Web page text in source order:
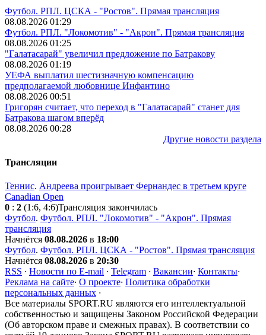
Футбол. РПЛ. ЦСКА - "Ростов". Прямая трансляция
08.08.2026 01:29
Футбол. РПЛ. "Локомотив" - "Акрон". Прямая трансляция
08.08.2026 01:25
"Галатасарай" увеличил предложение по Батракову
08.08.2026 01:19
УЕФА выплатил шестизначную компенсацию
предполагаемой любовнице Инфантино
08.08.2026 00:51
Григорян считает, что переход в "Галатасарай" станет для
Батракова шагом вперёд
08.08.2026 00:28
Другие новости раздела
Трансляции
Теннис. Андреева проигрывает Фернандес в третьем круге
Canadian Open
0 : 2 (1:6, 4:6)Трансляция закончилась
Футбол. Футбол. РПЛ. "Локомотив" - "Акрон". Прямая
трансляция
Начнётся 08.08.2026 в 18:00
Футбол. Футбол. РПЛ. ЦСКА - "Ростов". Прямая трансляция
Начнётся 08.08.2026 в 20:30
RSS · Новости по E-mail · Telegram · Вакансии· Контакты·
Реклама на сайте· О проекте· Политика обработки
персональных данных ·
Все материалы SPORT.RU являются его интеллектуальной
собственностью и защищены Законом Российской Федерации
(Об авторском праве и смежных правах). В соответствии со